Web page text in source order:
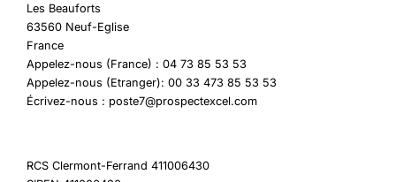
Les Beauforts
63560 Neuf-Eglise
France
Appelez-nous (France) : 04 73 85 53 53
Appelez-nous (Etranger): 00 33 473 85 53 53
Écrivez-nous : poste7@prospectexcel.com
RCS Clermont-Ferrand 411006430